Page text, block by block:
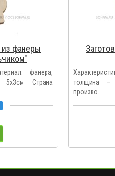
из фанеры
фанера,
Страна
толщина –
произво..